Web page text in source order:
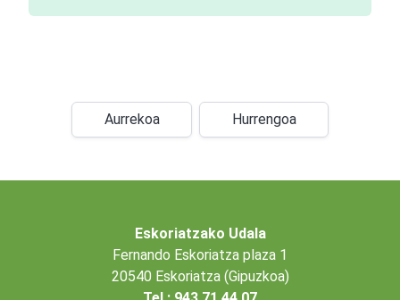
Aurrekoa Hurrengoa
Eskoriatzako Udala
Fernando Eskoriatza plaza 1
20540 Eskoriatza (Gipuzkoa)